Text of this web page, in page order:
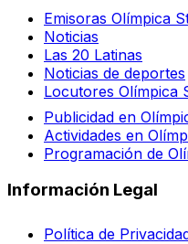
Emisoras Olímpica
Noticias
Las 20 Latinas
Noticias de deportes
Locutores Olímpica
Publicidad en
Actividades en
Programación de
Información Legal
Política de